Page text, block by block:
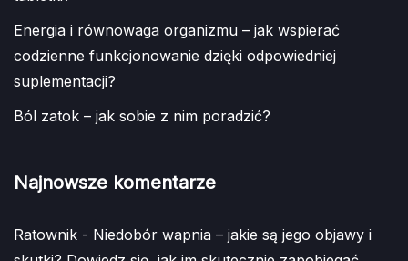
Energia i równowaga organizmu – jak wspierać
codzienne funkcjonowanie dzięki odpowiedniej
suplementacji?
Ból zatok – jak sobie z nim poradzić?
Najnowsze komentarze
Ratownik - Niedobór wapnia – jakie są jego objawy i